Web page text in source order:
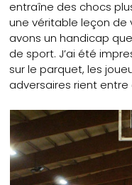
entraîne des chocs
une véritable leçon de
avons un handicap
de sport. J’ai été
sur le parquet, les
adversaires rient entre